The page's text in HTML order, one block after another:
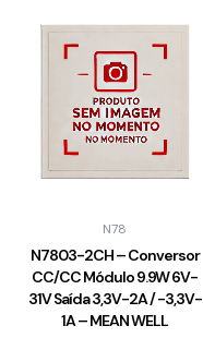
N78
N7803-2CH – Conversor
CC/CC Módulo 9.9W 6V-
31V Saída 3,3V-2A / -3,3V-
1A – MEAN WELL